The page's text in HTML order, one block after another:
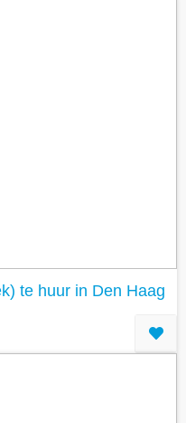
te huur in Den Haag